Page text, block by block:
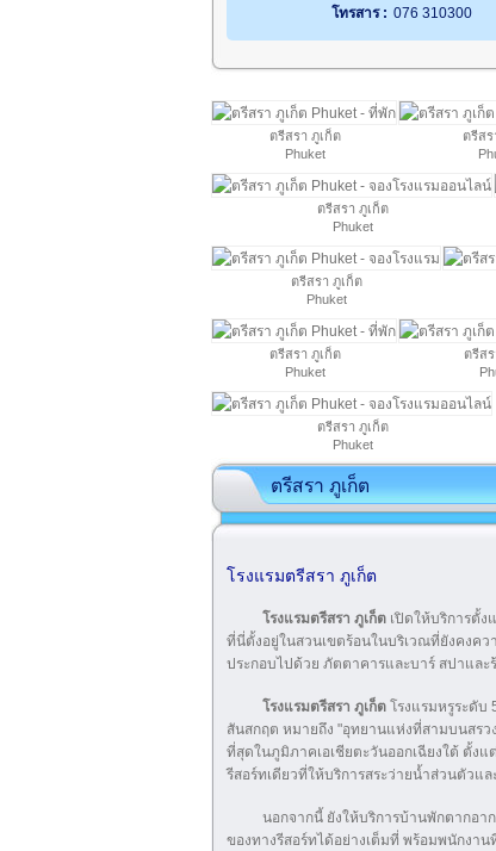
โทรสาร : 076 310300
ตรีสรา ภูเก็ต
Phuket
ตรีสร
ตรีสรา ภูเก็ต
Phuket
ตรีสรา ภูเก็ต
Phuket
ตรีสรา ภูเก็ต
Phuket
ตรีส
ตรีสรา ภูเก็ต
Phuket
ตรีสรา ภูเก็ต
โรงแรมตรีสรา ภูเก็ต
โรงแรมตรีสรา ภูเก็ต เปิดให้บริการตั้
ที่นี่ตั้งอยู่ในสวนเขตร้อนในบริเวณที่ยังคงคว
ประกอบไปด้วย ภัตตาคารและบาร์ สปาและ
โรงแรมตรีสรา ภูเก็ต โรงแรมหรูระดับ
สันสกฤต หมายถึง "อุทยานแห่งที่สามบนสรว
ที่สุดในภูมิภาคเอเชียตะวันออกเฉียงใต้ ตั้ง
รีสอร์ทเดียวที่ให้บริการสระว่ายน้ำส่วนตัวแ
นอกจากนี้ ยังให้บริการบ้านพักตากอา
ของทางรีสอร์ทได้อย่างเต็มที่ พร้อมพนักงา